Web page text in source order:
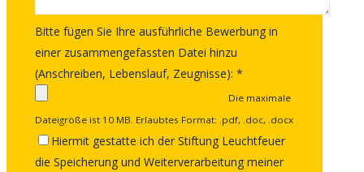
Bitte fügen Sie Ihre ausführliche Bewerbung in
einer zusammengefassten Datei hinzu
(Anschreiben, Lebenslauf, Zeugnisse): *
Die maximale
Dateigröße ist 10 MB. Erlaubtes Format: .pdf, .doc, .docx
Hiermit gestatte ich der Stiftung Leuchtfeuer
die Speicherung und Weiterverarbeitung meiner